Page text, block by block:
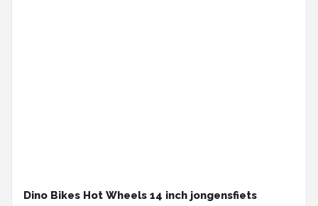
Dino Bikes Hot Wheels 14 inch jongensfiets